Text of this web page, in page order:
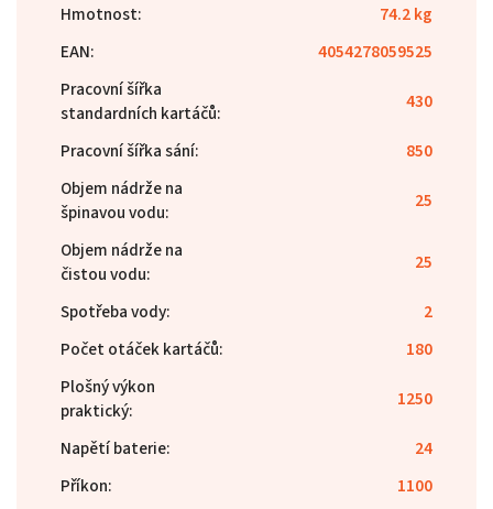
Hmotnost:
74.2 kg
EAN:
4054278059525
Pracovní šířka
standardních kartáčů: 430
Pracovní šířka sání:
850
Objem nádrže na
špinavou vodu: 25
Objem nádrže na
čistou vodu: 25
Spotřeba vody:
2
Počet otáček kartáčů:
180
Plošný výkon
praktický: 1250
Napětí baterie:
24
Příkon:
1100